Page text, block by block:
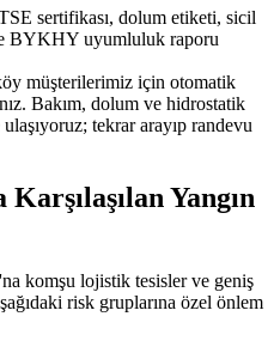
sertifikası, dolum etiketi, sicil
BYKHY uyumluluk raporu
müşterilerimiz için otomatik
Bakım, dolum ve hidrostatik
tekrar arayıp randevu
Yangın
komşu lojistik tesisler ve geniş
risk gruplarına özel önlem